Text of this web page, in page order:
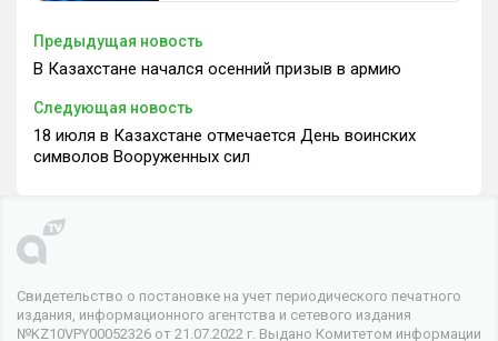
Предыдущая новость
В Казахстане начался осенний призыв в армию
Следующая новость
18 июля в Казахстане отмечается День воинских
символов Вооруженных сил
Свидетельство о постановке на учет периодического печатного
издания, информационного агентства и сетевого издания
№KZ10VPY00052326 от 21.07.2022 г. Выдано Комитетом информации